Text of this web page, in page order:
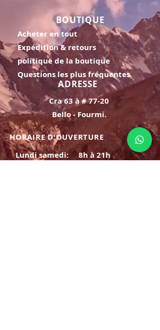
BOUTIQUE
Acheter en tout
Expédition & retours
politique de la boutique
Questions les plus fréquentes
ADRESSE
Cra 63 à # 77-20
Bello - Fourmi.
HORAIRE D'OUVERTURE
Lundi samedi:
8h à 21h